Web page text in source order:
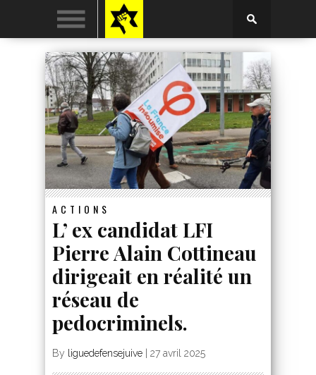
ACTIONS
L’ ex candidat LFI
Pierre Alain Cottineau
dirigeait en réalité un
réseau de
pedocriminels.
By liguedefensejuive 27 avril 2025